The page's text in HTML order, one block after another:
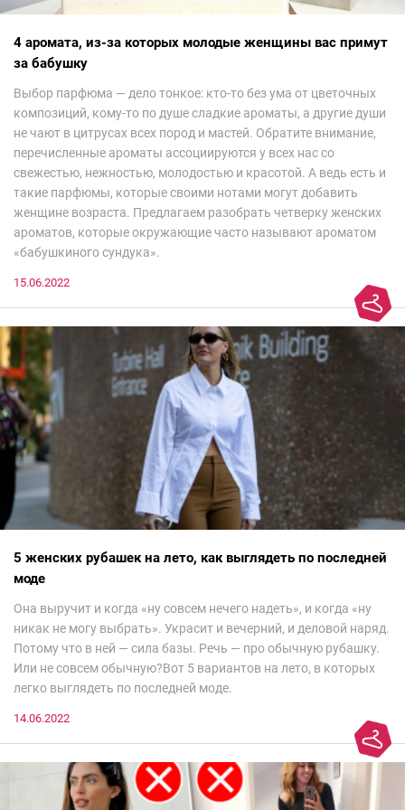
4 аромата, из-за которых молодые женщины вас примут
за бабушку
Выбор парфюма — дело тонкое: кто-то без ума от цветочных
композиций, кому-то по душе сладкие ароматы, а другие души
не чают в цитрусах всех пород и мастей. Обратите внимание,
перечисленные ароматы ассоциируются у всех нас со
свежестью, нежностью, молодостью и красотой. А ведь есть и
такие парфюмы, которые своими нотами могут добавить
женщине возраста. Предлагаем разобрать четверку женских
ароматов, которые окружающие часто называют ароматом
«бабушкиного сундука».
15.06.2022
5 женских рубашек на лето, как выглядеть по последней
моде
Она выручит и когда «ну совсем нечего надеть», и когда «ну
никак не могу выбрать». Украсит и вечерний, и деловой наряд.
Потому что в ней — сила базы. Речь — про обычную рубашку.
Или не совсем обычную?Вот 5 вариантов на лето, в которых
легко выглядеть по последней моде.
14.06.2022